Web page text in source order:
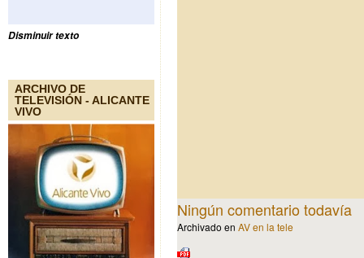
Disminuir texto
ARCHIVO DE
TELEVISIÓN - ALICANTE
VIVO
Ningún comentario todavía
Archivado en AV en la tele